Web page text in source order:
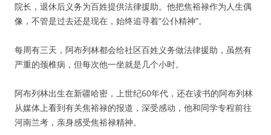
院长，退休后义务为百姓提供法律援助。他把焦裕禄作为人生偶
像，不管是过去还是现在，始终追寻着“公仆精神”。
每周有三天，阿布列林都会给社区百姓义务做法律援助，虽然有
严重的颈椎病，但每次他一坐就是几个小时。
阿布列林出生在新疆哈密，上世纪60年代，还在读书的阿布列林
从媒体上看到有关焦裕禄的报道，深受感动，他和同学专程前往
河南兰考，亲身感受焦裕禄精神。